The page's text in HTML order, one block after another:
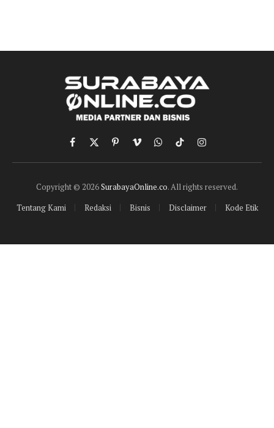
Facebook
X
(Twitter)
PinterestVimeoWhatsApp
TikTokInstagram
Copyright © 2026SurabayaOnline.co. All rights reserved.
Tentang Kami
Redaksi Bisnis Disclaimer Kode Etik